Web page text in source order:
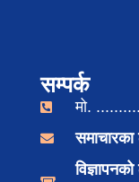
सम्पर्क
मो.
समाचारका
विज्ञापनको